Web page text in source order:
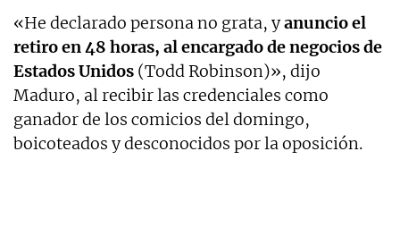
«He declarado persona no grata, yanuncio el
retiro en 48 horas, al encargado de negocios de
Estados Unidos (Todd Robinson)», dijo
Maduro, al recibir las credenciales como
ganador de los comicios del domingo,
boicoteados y desconocidos por la oposición.